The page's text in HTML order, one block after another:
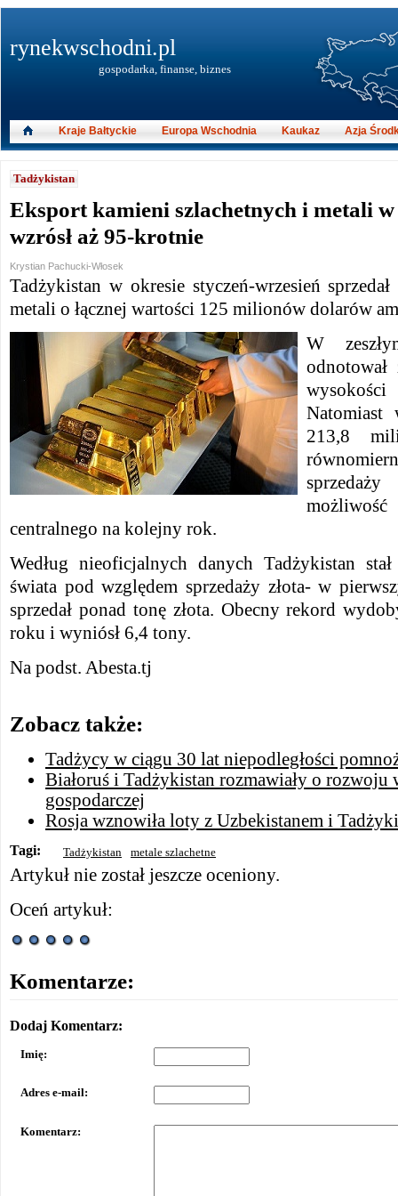
Tadżykistan
Eksport kamieni szlachetnych i metali w
wzrósł aż 95-krotnie
Krystian Pachucki-Włosek
Tadżykistan w okresie styczeń-wrzesień
metali o łącznej wartości 125 milionów dolarów
W
213,8
centralnego na kolejny rok.
Według nieoficjalnych danych Tadżykistan
świata pod względem sprzedaży złota- w
sprzedał ponad tonę złota. Obecny rekord
roku i wyniósł 6,4 tony.
Na podst. Abesta.tj
Zobacz także:
Tadżycy w ciągu 30 lat niepodległości
Białoruś i Tadżykistan rozmawiały o rozwoju
gospodarczej
Rosja wznowiła loty z Uzbekistanem i
Tagi: Tadżykistan metale szlachetne
Artykuł nie został jeszcze oceniony.
Oceń artykuł:
Komentarze:
Dodaj Komentarz:
Imię:
Adres e-mail:
Komentarz:
rynekwschodni.pl
gospodarka, finanse, biznes
Kraje Bałtyckie Europa Wschodnia Kaukaz Azja